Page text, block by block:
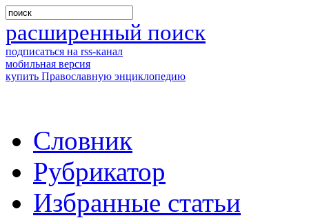
расширенный поиск
подписаться на rss-канал
мобильная версия
купить Православную энциклопедию
Словник
Рубрикатор
Избранные статьи